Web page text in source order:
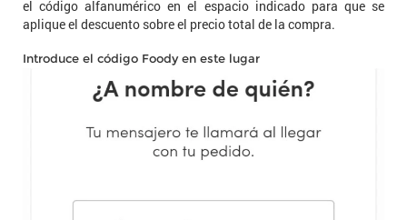
el código alfanumérico en el espacio indicado para que se
aplique el descuento sobre el precio total de la compra.
Introduce el código Foody en este lugar